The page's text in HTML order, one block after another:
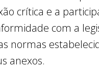
crítica e a
com a
normas
anexos.